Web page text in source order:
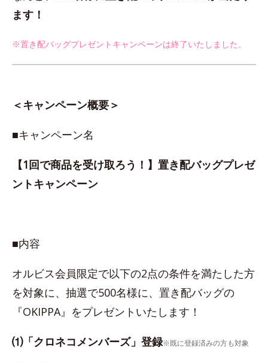
ます！
※置き配バッグプレゼントキャンペーンは終了いたしました。
＜キャンペーン概要＞
■キャンペーン名
【1回で商品を受け取ろう！】置き配バッグプレゼ
ントキャンペーン
■内容
オルビス会員限定で以下の2点の条件を満たした方
を対象に、抽選で500名様に、置き配バッグの
『OKIPPA』をプレゼントいたします！
⑴「クロネコメンバーズ」登録※既に登録済みの方も対象